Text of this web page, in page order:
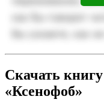
Скачать
«Ксенофоб»